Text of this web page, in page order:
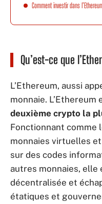
Comment investir dans
Qu’est-ce que
L’Ethereum, aussi
monnaie.
deuxième crypto la
Fonctionnant comme
monnaies virtuelles
sur des codes
autres monnaies,
décentralisée et
étatiques et